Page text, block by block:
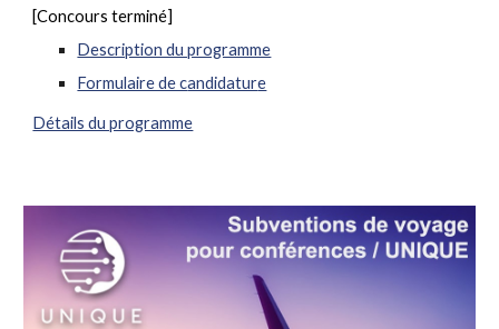
[Concours terminé]
Description du programme
Formulaire de candidature
Détails du programme